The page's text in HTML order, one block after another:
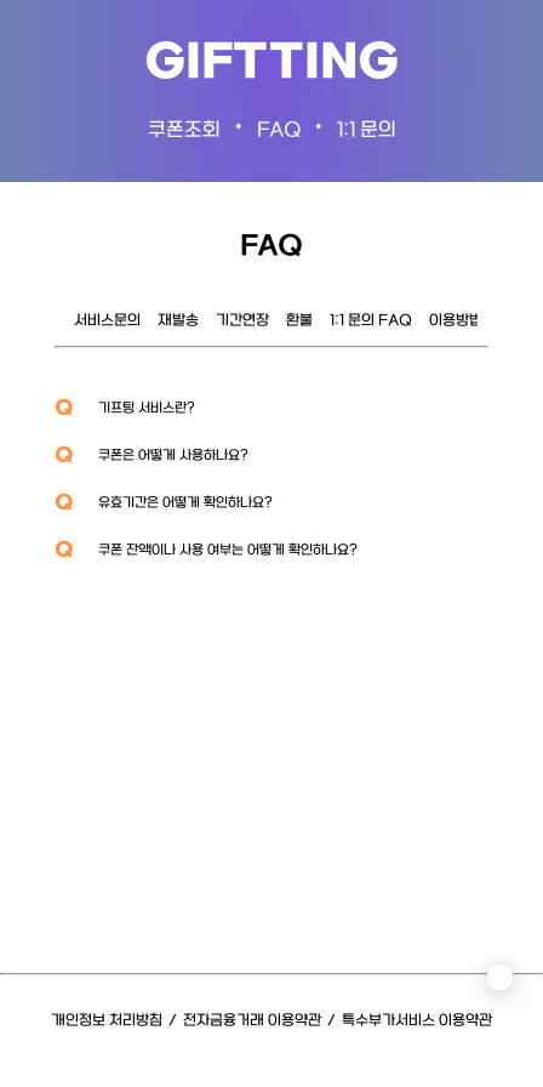
GIFTTING
쿠폰조회 • FAQ • 1:1 문의
FAQ
서비스문의 재발송 기간연장 환불 1:1 문의 FAQ 이용방법
Q 기프팅 서비스란?
Q 쿠폰은 어떻게 사용하나요?
Q 유효기간은 어떻게 확인하나요?
Q 쿠폰 잔액이나 사용 여부는 어떻게 확인하나요?
개인정보 처리방침 / 전자금융거래 이용약관 / 특수부가서비스 이용약관